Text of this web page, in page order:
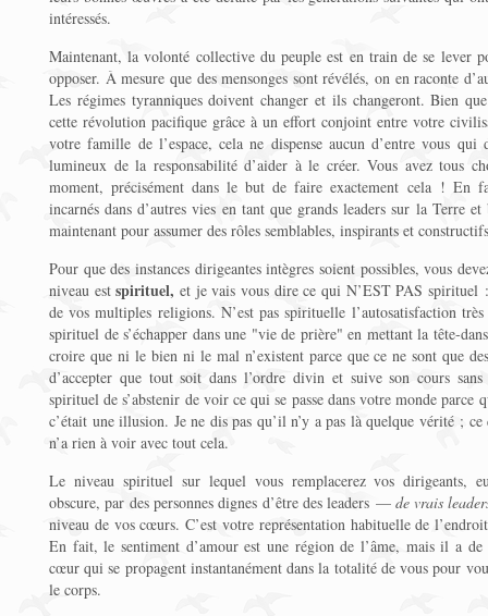
intéressés.
Maintenant, la volonté collective du peuple est en train de se lever
opposer. À mesure que des mensonges sont révélés, on en raconte
Les régimes tyranniques doivent changer et ils changeront. Bien
cette révolution pacifique grâce à un effort conjoint entre votre
votre famille de l’espace, cela ne dispense aucun d’entre vous
lumineux de la responsabilité d’aider à le créer. Vous avez tous
moment, précisément dans le but de faire exactement cela ! En
incarnés dans d’autres vies en tant que grands leaders sur la Terre
maintenant pour assumer des rôles semblables, inspirants et
Pour que des instances dirigeantes intègres soient possibles, vous
niveau estspirituel, et je vais vous dire ce qui N’EST PAS spirituel
de vos multiples religions. N’est pas spirituelle l’autosatisfaction très
spirituel de s’échapper dans une "vie de prière" en mettant la tête-
croire que ni le bien ni le mal n’existent parce que ce ne sont que
d’accepter que tout soit dans l’ordre divin et suive son cours
spirituel de s’abstenir de voir ce qui se passe dans votre monde parce
c’était une illusion. Je ne dis pas qu’il n’y a pas là quelque vérité ;
n’a rien à voir avec tout cela.
Le niveau spirituel sur lequel vous remplacerez vos dirigeants,
obscure, par des personnes dignes d’être des leaders — de vrais
niveau de vos cœurs. C’est votre représentation habituelle de
En fait, le sentiment d’amour est une région de l’âme, mais il a de
cœur qui se propagent instantanément dans la totalité de vous pour
le corps.